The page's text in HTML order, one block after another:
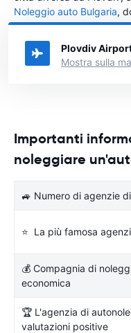
Noleggio auto Bulgaria,
città in Bulgaria si vuole
Plovdiv
Mostra sulla
Importanti
noleggiare
🚙 Numero di agenzie
⭐ La più famosa
💰 Compagnia di
economica
🏆 L'agenzia di
valutazioni positive